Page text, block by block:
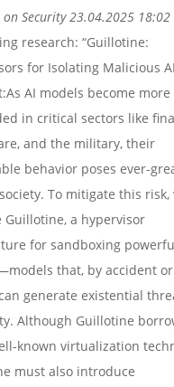
on Security 23.04.2025 18:02
research: “Guillotine:
for Isolating Malicious
AI models become more
in critical sectors like
and the military, their
behavior poses ever-
To mitigate this risk,
Guillotine, a hypervisor
for sandboxing
that, by accident or
generate existential
Although Guillotine
known virtualization
must also introduce